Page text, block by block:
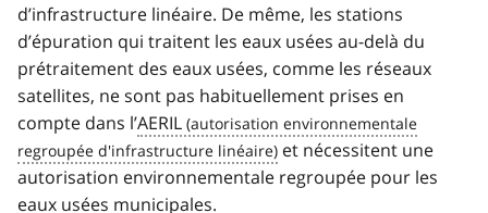
d’infrastructure linéaire. De même, les stations
d’épuration qui traitent les eaux usées au-delà du
prétraitement des eaux usées, comme les réseaux
satellites, ne sont pas habituellement prises en
compte dans l’AERIL
et nécessitent une
autorisation environnementale regroupée pour les
eaux usées municipales.